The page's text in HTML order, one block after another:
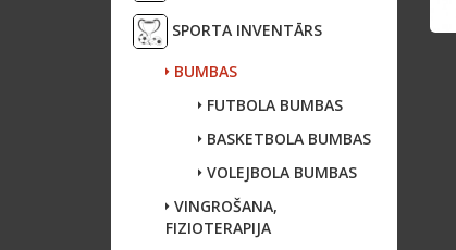
SPORTA INVENTĀRS
BUMBAS
FUTBOLA BUMBAS
BASKETBOLA BUMBAS
VOLEJBOLA BUMBAS
VINGROŠANA,
FIZIOTERAPIJA